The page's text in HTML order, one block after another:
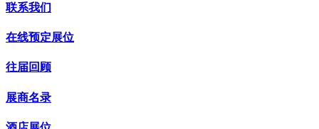
联系我们
在线预定展位
往届回顾
展商名录